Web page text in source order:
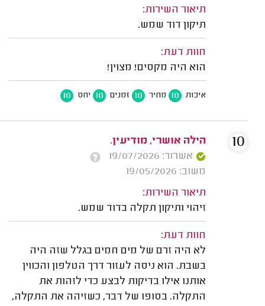
תיאור השירות:
תיקון דוד שמש.
חוות דעת:
הוא היה מקסים! מצוין!
איכות 10 מחיר 10 זמנים 10 יחס 10
הילה אושרי, מודיעין.
אשרור: 19/07/2026
משוב: 19/05/2026
תיאור השירות:
זיהוי ותיקון תקלה בדוד שמש.
חוות דעת:
לא היה זרם של מים חמים בגלל שזה היה
בשבת. הוא ניסה לעזור דרך הטלפון והכווין
אותנו אילו בדיקות לבצע כדי לזהות את
התקלה. בסופו של דבר, כשזיהה את התקלה,
10